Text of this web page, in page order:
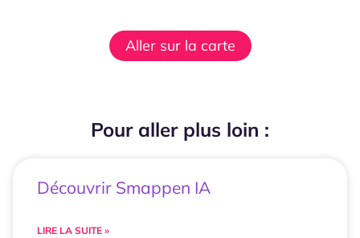
Aller sur la carte
Pour aller plus loin :
Découvrir Smappen IA
LIRE LA SUITE »